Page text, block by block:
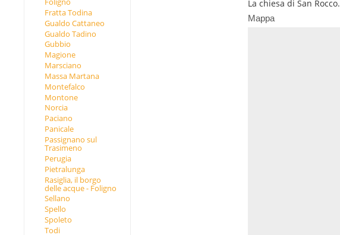
Fratta Todina
Gualdo Cattaneo
Gualdo Tadino
Gubbio
Magione
Marsciano
Massa Martana
Montefalco
Montone
Norcia
Paciano
Panicale
Passignano sul
Trasimeno
Perugia
Pietralunga
Rasiglia, il borgo
delle acque - Foligno
Sellano
Spello
Spoleto
Todi
La chiesa di San Rocco.
Mappa